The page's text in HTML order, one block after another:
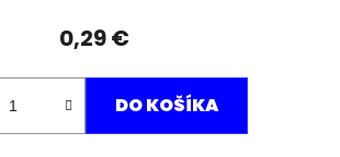
0,29 €
DO KOŠÍKA